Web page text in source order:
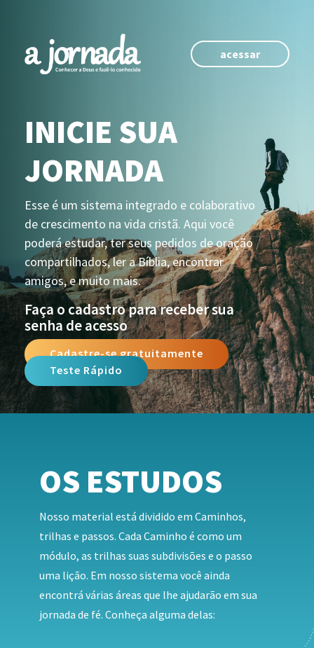
acessar
INICIE SUA
JORNADA
Esse é um sistema integrado e colaborativo
de crescimento na vida cristã. Aqui você
poderá estudar, ter seus pedidos de oração
compartilhados, ler a Bíblia, encontrar
amigos, e muito mais.
Faça o cadastro para receber sua
senha de acesso
Cadastre-se gratuitamente
Teste Rápido
OS ESTUDOS
Nosso material está dividido em Caminhos,
trilhas e passos. Cada Caminho é como um
módulo, as trilhas suas subdivisões e o passo
uma lição. Em nosso sistema você ainda
encontrá várias áreas que lhe ajudarão em sua
jornada de fé. Conheça alguma delas: